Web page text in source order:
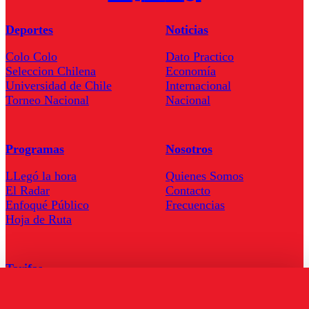
Deportes
Colo Colo
Seleccion Chilena
Universidad de Chile
Torneo Nacional
Noticias
Dato Practico
Economía
Internacional
Nacional
Programas
LLegó la hora
El Radar
Enfoqué Público
Hoja de Ruta
Nosotros
Quienes Somos
Contacto
Frecuencias
Tarifas